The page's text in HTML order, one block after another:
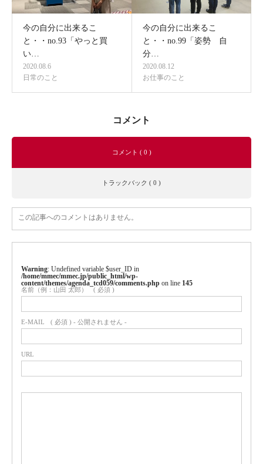
今の自分に出来るこ
と・・no.93「やっと買
い…
2020.08.6
日常のこと
今の自分に出来るこ
と・・no.99「姿勢 自
分…
2020.08.12
お仕事のこと
コメント
コメント ( 0 )
トラックバック ( 0 )
この記事へのコメントはありません。
Warning : Undefined variable $user_ID in
/home/mmec/mmec.jp/public_html/wp-
content/themes/agenda_tcd059/comments.php on line 145
名前（例：山田 太郎） ( 必須 )
E-MAIL ( 必須 ) - 公開されません -
URL